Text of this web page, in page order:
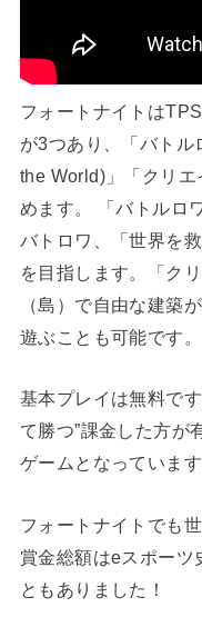
フォートナイトは
が3つあり、「バト
the World)」「クリエ
めます。 「バトルロ
バトロワ、「世界を
を目指します。「ク
（島）で自由な建築
遊ぶことも可能です。
基本プレイは無料です
て勝つ”課金した方が
ゲームとなっています
フォートナイトでも
賞金総額はeスポーツ
ともありました！